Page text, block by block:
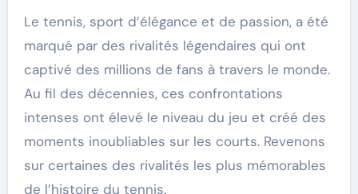
Le tennis, sport d’élégance et de passion, a été
marqué par des rivalités légendaires qui ont
captivé des millions de fans à travers le monde.
Au fil des décennies, ces confrontations
intenses ont élevé le niveau du jeu et créé des
moments inoubliables sur les courts. Revenons
sur certaines des rivalités les plus mémorables
de l’histoire du tennis.